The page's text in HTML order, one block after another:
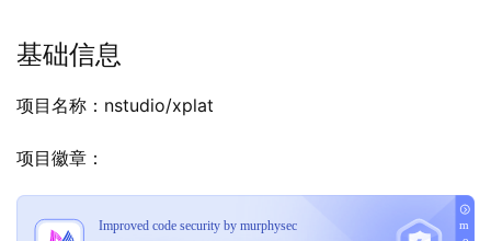
基础信息
项目名称：nstudio/xplat
项目徽章：